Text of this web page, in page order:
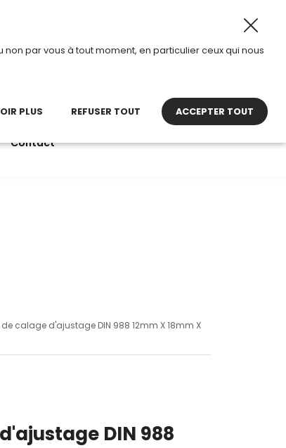
d’ouverture : 8h30 – 12h00 • 13h00 - 16h30
Contact
de calage d'ajustage DIN 988 12mm X 18mm X
DIN 988
par vous à tout moment, en particulier ceux qui nous
PLUS REFUSER TOUT ACCEPTER TOUT